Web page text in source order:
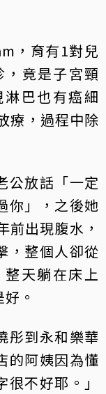
，育有1對兒
竟是子宮頸
巴也有癌細
療，過程中除
公放話「一定
你」，之後她
前出現腹水，
，整個人卻從
天躺在床上
。
彤到永和樂華
的阿姨因為懂
不好耶。」